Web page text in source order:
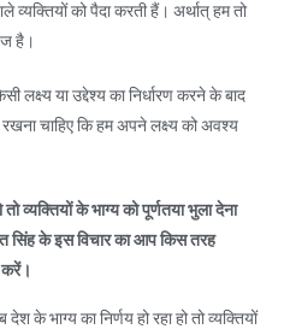
व्यक्तियों को पैदा करती हैं। अर्थात् हम तो
है।
लक्ष्य या उद्देश्य का निर्धारण करने के बाद
चाहिए कि हम अपने लक्ष्य को अवश्य
व्यक्तियों के भाग्य को पूर्णतया भुला देना
के इस विचार का आप किस तरह
करें।
के भाग्य का निर्णय हो रहा हो तो व्यक्तियों